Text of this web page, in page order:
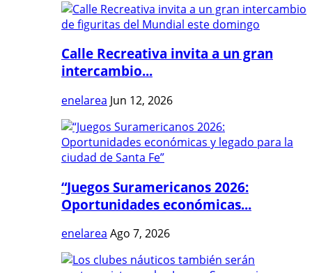
Calle Recreativa invita a un gran
intercambio...
enelarea Jun 12, 2026
“Juegos Suramericanos 2026:
Oportunidades económicas...
enelarea Ago 7, 2026